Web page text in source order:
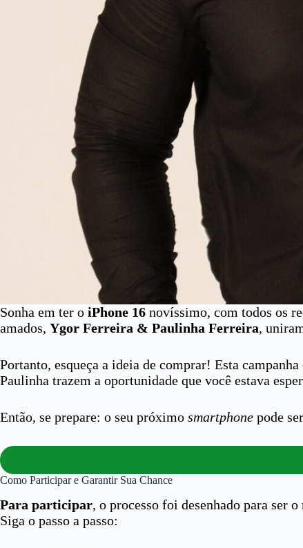
Sonha em ter o iPhone 16 novíssimo, com todos os
amados, Ygor Ferreira & Paulinha Ferreira,
Portanto, esqueça a ideia de comprar! Esta
Paulinha trazem a oportunidade que você estava
Então, se prepare: o seu próximo smartphone pode
Como Participar e Garantir Sua Chance
Para participar, o processo foi desenhado para ser
Siga o passo a passo: